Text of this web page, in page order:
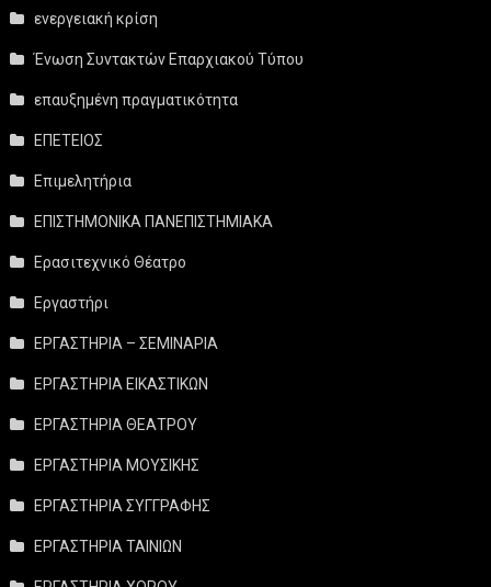
ενεργειακή κρίση
Ένωση Συντακτών Επαρχιακού Τύπου
επαυξημένη πραγματικότητα
ΕΠΕΤΕΙΟΣ
Επιμελητήρια
ΕΠΙΣΤΗΜΟΝΙΚΑ ΠΑΝΕΠΙΣΤΗΜΙΑΚΑ
Ερασιτεχνικό Θέατρο
Εργαστήρι
ΕΡΓΑΣΤΗΡΙΑ – ΣΕΜΙΝΑΡΙΑ
ΕΡΓΑΣΤΗΡΙΑ ΕΙΚΑΣΤΙΚΩΝ
ΕΡΓΑΣΤΗΡΙΑ ΘΕΑΤΡΟΥ
ΕΡΓΑΣΤΗΡΙΑ ΜΟΥΣΙΚΗΣ
ΕΡΓΑΣΤΗΡΙΑ ΣΥΓΓΡΑΦΗΣ
ΕΡΓΑΣΤΗΡΙΑ ΤΑΙΝΙΩΝ